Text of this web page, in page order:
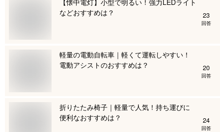
などおすすめは？
23
回答
軽量の電動自転車｜軽くて運転しやすい！
電動アシストのおすすめは？
20
回答
折りたたみ椅子｜軽量で人気！持ち運びに
便利なおすすめは？
24
回答